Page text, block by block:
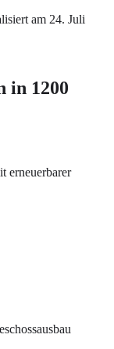
am 24. Juli
in 1200
erneuerbarer